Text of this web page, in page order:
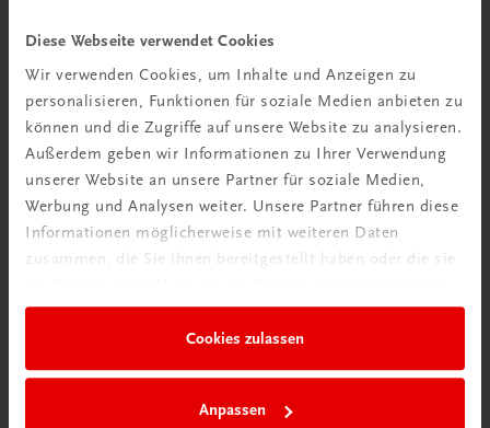
Diese Webseite verwendet Cookies
Wir verwenden Cookies, um Inhalte und Anzeigen zu
personalisieren, Funktionen für soziale Medien anbieten zu
können und die Zugriffe auf unsere Website zu analysieren.
Außerdem geben wir Informationen zu Ihrer Verwendung
unserer Website an unsere Partner für soziale Medien,
Werbung und Analysen weiter. Unsere Partner führen diese
Informationen möglicherweise mit weiteren Daten
zusammen, die Sie ihnen bereitgestellt haben oder die sie
Cookies zulassen
Anpassen
Wir über uns
Familienunternehmen mit 80 Mitarbeiterinnen und
Mitarbeitern, die eines verbindet: Begeisterung für unsere
Produkte.
mehr erfahren
Wir sind gerne für Sie da
TRAUNER Verlag + Buchservice GmbH